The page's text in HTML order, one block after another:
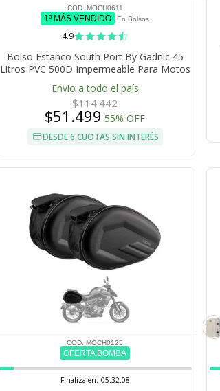
COD. MOCH0611
1º MÁS VENDIDO En Bolsos
4.9
Bolso Estanco South Port By Gadnic 45
Litros PVC 500D Impermeable Para Motos
Envío a todo el país
$114.442
$51.499 55% OFF
DESDE 6 CUOTAS SIN INTERÉS
COD. MOCH0125
OFERTA BOMBA
Finaliza en: 05:32:07